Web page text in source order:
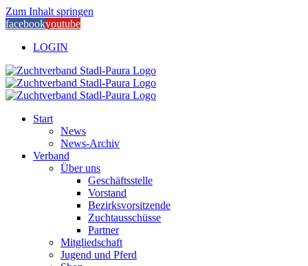
Zum Inhalt springen
facebookyoutube
LOGIN
Start
News
News-Archiv
Verband
Über uns
Geschäftsstelle
Vorstand
Bezirksvorsitzende
Zuchtausschüsse
Partner
Mitgliedschaft
Jugend und Pferd